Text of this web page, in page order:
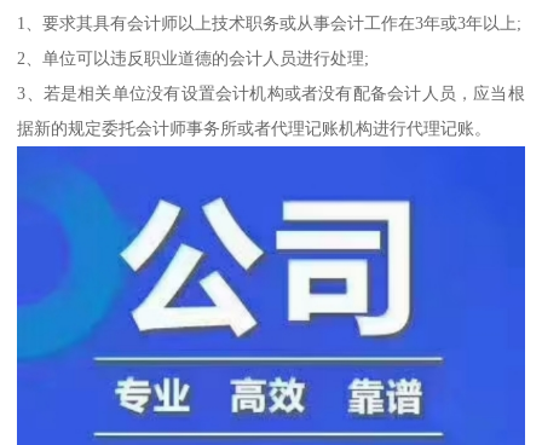
1、要求其具有会计师以上技术职务或从事会计工作在3年或3年以上;
2、单位可以违反职业道德的会计人员进行处理;
3、若是相关单位没有设置会计机构或者没有配备会计人员，应当根
据新的规定委托会计师事务所或者代理记账机构进行代理记账。